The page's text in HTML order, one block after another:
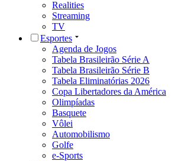
Realities
Streaming
TV
Esportes
Agenda de Jogos
Tabela Brasileirão Série A
Tabela Brasileirão Série B
Tabela Eliminatórias 2026
Copa Libertadores da América
Olimpíadas
Basquete
Vôlei
Automobilismo
Golfe
e-Sports